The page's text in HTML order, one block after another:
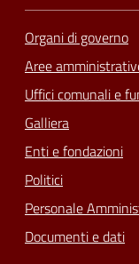
Organi di governo
Aree
Uffici comunali e
Galliera
Enti e fondazioni
Politici
Personale
Documenti e dati